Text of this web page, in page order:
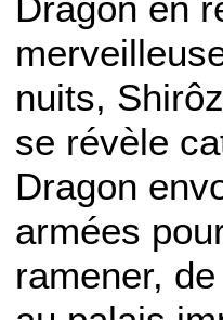
nuits,
se révèle
Dragon
armées
ramener,